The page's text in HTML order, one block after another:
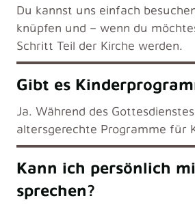
Du kannst uns einfach
knüpfen und – wenn du
Schritt Teil der Kirche werden.
Gibt es
Ja. Während des
altersgerechte Programme für
Kann ich persönlich
sprechen?